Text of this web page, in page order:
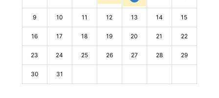
9 10 11 12 13 14 15
16 17 18 19 20 21 22
23 24 25 26 27 28 29
30 31